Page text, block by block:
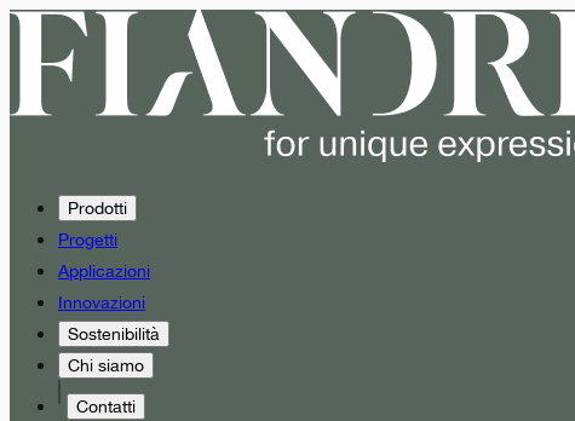
Prodotti
Progetti
Applicazioni
Innovazioni
Sostenibilità
Chi siamo
Contatti